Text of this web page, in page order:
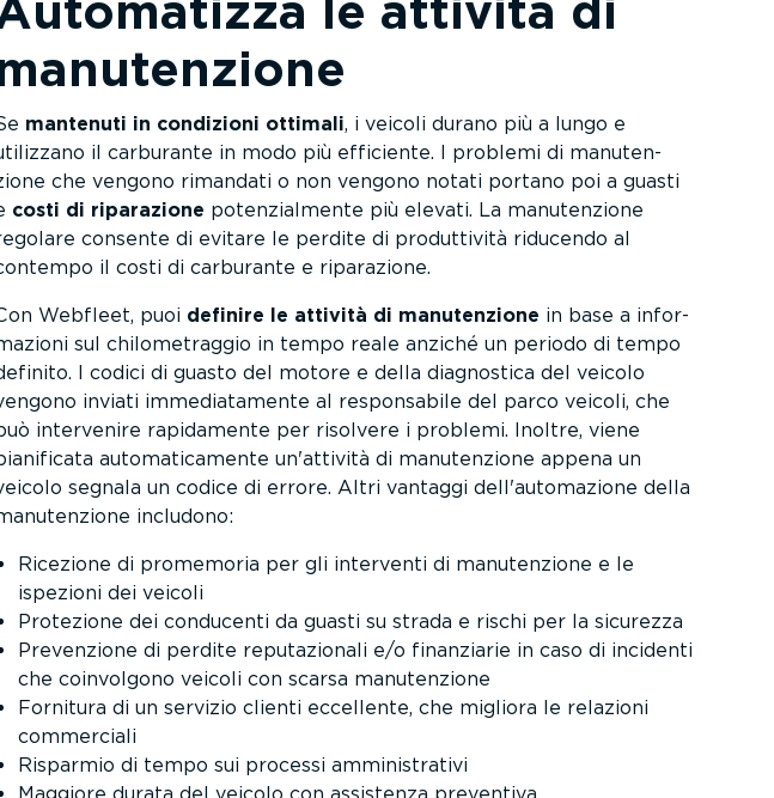
mantenuti in condizioni ottimali, i veicoli durano più a lungo e
il carburante in modo più efficiente. I problemi di manuten­
che vengono rimandati o non vengono notati portano poi a guasti
costi di riparazione poten­zial­mente più elevati. La manuten­zione
consente di evitare le perdite di produt­tività riducendo al
il costi di carburante e riparazione.
Webfleet, puoi definire le attività di manuten­zione in base a infor­
sul chilo­me­traggio in tempo reale anziché un periodo di tempo
I codici di guasto del motore e della diagnostica del veicolo
inviati immedia­ta­mente al respon­sabile del parco veicoli, che
intervenire rapidamente per risolvere i problemi. Inoltre, viene
automa­ti­ca­mente un'attività di manuten­zione appena un
segnala un codice di errore. Altri vantaggi dell'automazione della
includono:
Ricezione di promemoria per gli interventi di manuten­zione e le
ispezioni dei veicoli
Protezione dei conducenti da guasti su strada e rischi per la sicurezza
Prevenzione di perdite reputa­zionali e/o finanziarie in caso di incidenti
che coinvolgono veicoli con scarsa manuten­zione
Fornitura di un servizio clienti eccellente, che migliora le relazioni
commerciali
Risparmio di tempo sui processi ammini­strativi
Maggiore durata del veicolo con assistenza preventiva